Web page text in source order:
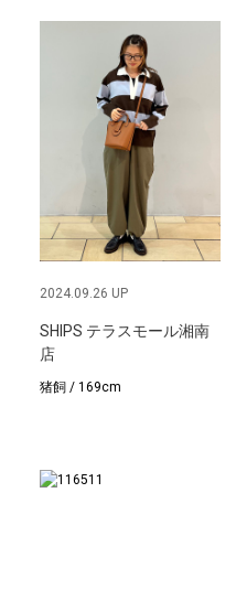
2024.09.26 UP
SHIPS テラスモール湘南
店
猪飼 / 169cm